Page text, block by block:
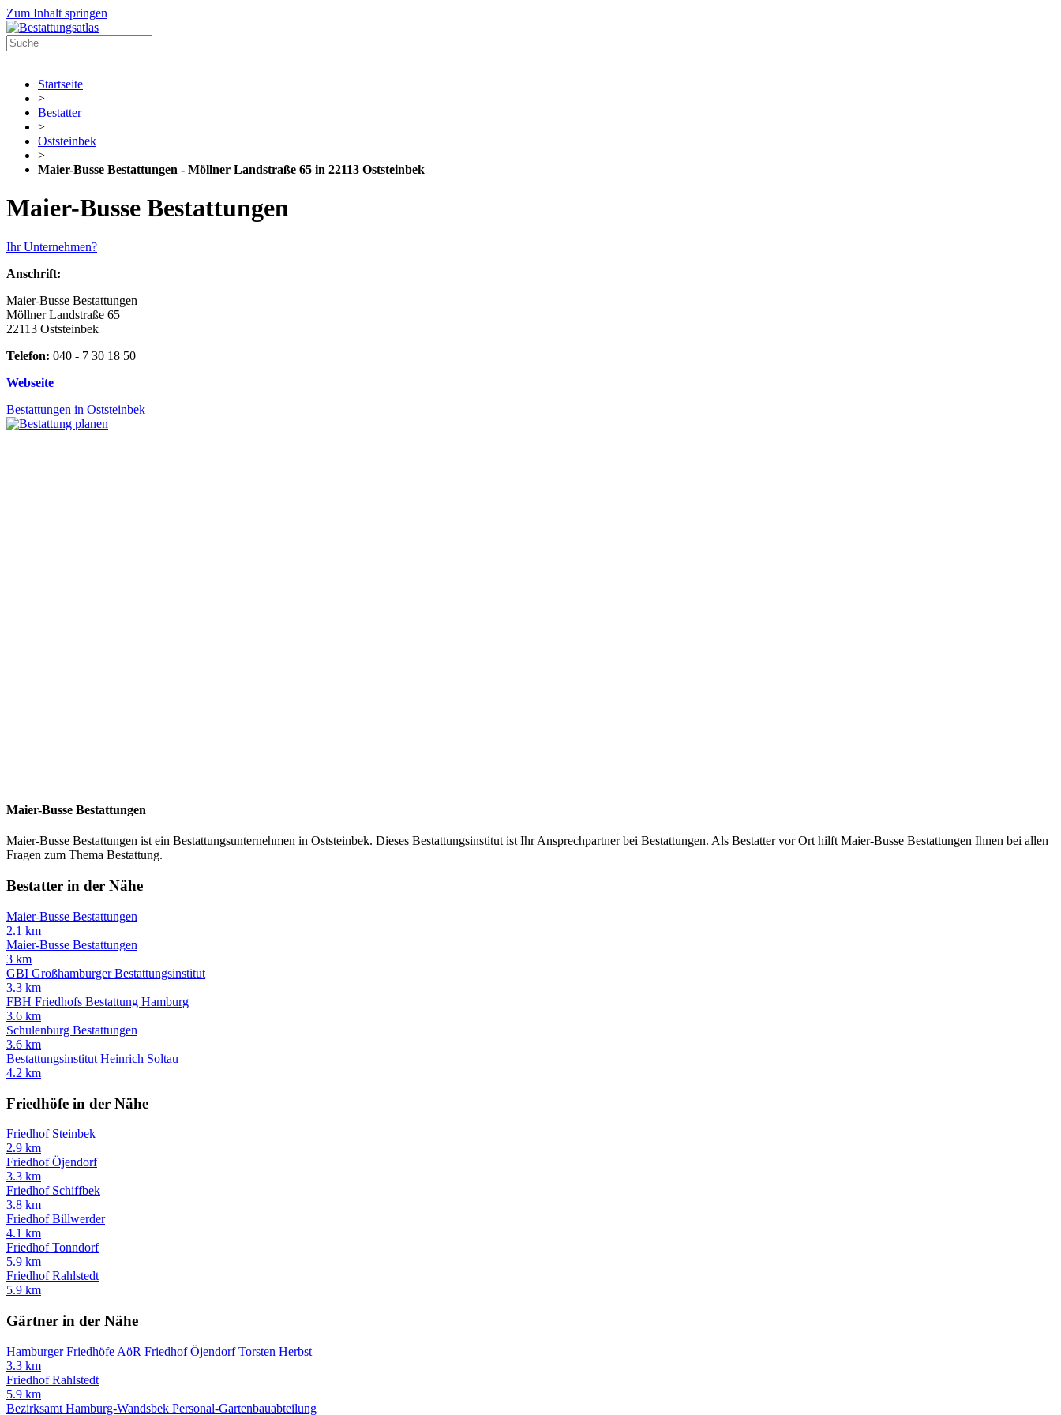
Zum Inhalt springen
Startseite
>
Bestatter
>
Oststeinbek
>
Maier-Busse Bestattungen - Möllner Landstraße 65 in 22113 Oststeinbek
Maier-Busse Bestattungen
Ihr Unternehmen?
Anschrift:
Maier-Busse Bestattungen
Möllner Landstraße 65
22113 Oststeinbek
Telefon: 040 - 7 30 18 50
Webseite
Bestattungen in Oststeinbek
Maier-Busse Bestattungen
Maier-Busse Bestattungen ist ein Bestattungsunternehmen in Oststeinbek. Dieses Bestattungsinstitut ist Ihr Ansprechpartner bei Bestattungen. Als Bestatter vor Ort hilft Maier-Busse Bestattungen Ihnen bei allen
Fragen zum Thema Bestattung.
Bestatter in der Nähe
Maier-Busse Bestattungen
2.1 km
Maier-Busse Bestattungen
3 km
GBI Großhamburger Bestattungsinstitut
3.3 km
FBH Friedhofs Bestattung Hamburg
3.6 km
Schulenburg Bestattungen
3.6 km
Bestattungsinstitut Heinrich Soltau
4.2 km
Friedhöfe in der Nähe
Friedhof Steinbek
2.9 km
Friedhof Öjendorf
3.3 km
Friedhof Schiffbek
3.8 km
Friedhof Billwerder
4.1 km
Friedhof Tonndorf
5.9 km
Friedhof Rahlstedt
5.9 km
Gärtner in der Nähe
Hamburger Friedhöfe AöR Friedhof Öjendorf Torsten Herbst
3.3 km
Friedhof Rahlstedt
5.9 km
Bezirksamt Hamburg-Wandsbek Personal-Gartenbauabteilung